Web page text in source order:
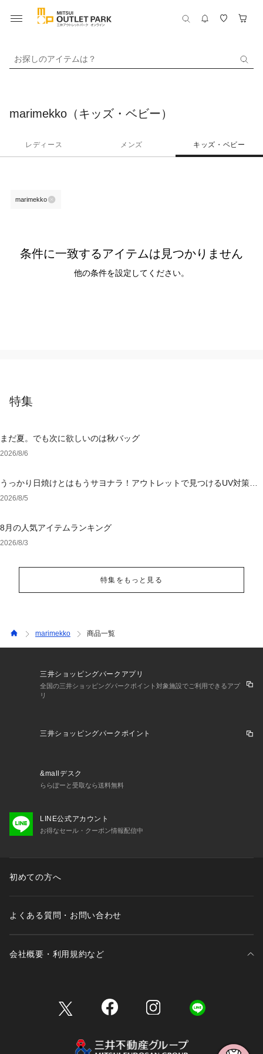
お探しのアイテムは？
marimekko（キッズ・ベビー）
レディース メンズ キッズ・ベビー
marimekko
条件に一致するアイテムは見つかりません
他の条件を設定してください。
特集
まだ夏。でも次に欲しいのは秋バッグ
2026/8/6
うっかり日焼けとはもうサヨナラ！アウトレットで見つけるUV対策ウ
ェア
2026/8/5
8月の人気アイテムランキング
2026/8/3
特集をもっと見る
marimekko 商品一覧
三井ショッピングパークアプリ
全国の三井ショッピングパークポイント対象施設でご利用できるアプ
リ
三井ショッピングパークポイント
&mallデスク
ららぽーと受取なら送料無料
LINE公式アカウント
お得なセール・クーポン情報配信中
初めての方へ
よくある質問・お問い合わせ
会社概要・利用規約など